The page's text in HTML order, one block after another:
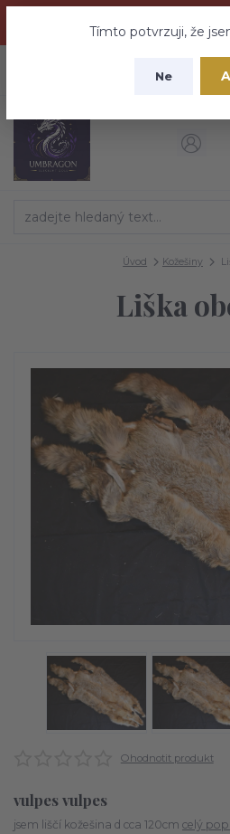
nebuďte vyděšeni zde najdete
Tímto potvrzuji, že
Ne CZK
Úvod Kožešiny
Liška
Ohodnotit produkt
vulpes vulpes
jsem liščí kožešina d cca 120cm celý